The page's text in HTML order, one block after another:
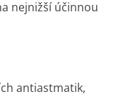
nejnižší účinnou
antiastmatik,